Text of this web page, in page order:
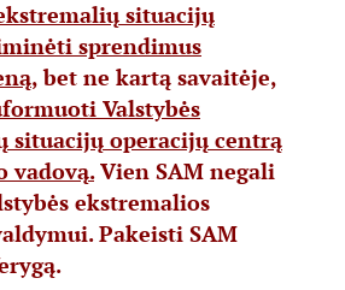
situacijų
sprendimus
, bet ne kartą savaitėje,
Valstybės
situacijų operacijų centrą
vadovą.Vien SAM negali
ekstremalios
Pakeisti SAM